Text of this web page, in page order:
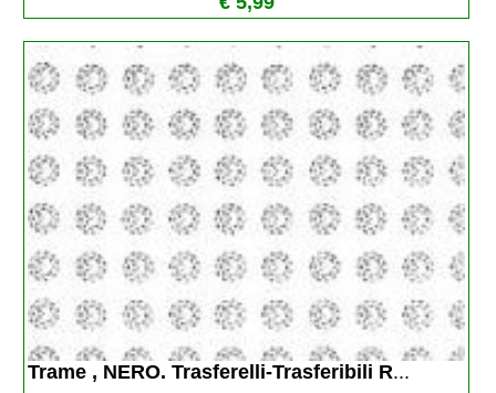
Trame , NERO. Trasferelli-Trasferibili R...